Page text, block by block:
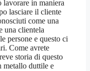
lavorare in maniera
lasciare il cliente
come una
una clientela
persone e questo ci
Come avrete
storia di questo
metallo duttile e